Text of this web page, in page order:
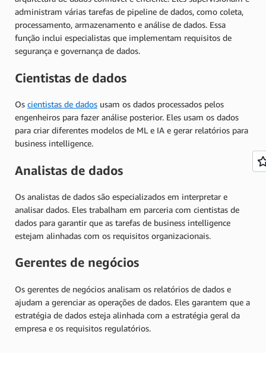
administram várias tarefas de pipeline de dados, como coleta,
processamento, armazenamento e análise de dados. Essa
função inclui especialistas que implementam requisitos de
segurança e governança de dados.
Cientistas de dados
Os cientistas de dados usam os dados processados pelos
engenheiros para fazer análise posterior. Eles usam os dados
para criar diferentes modelos de ML e IA e gerar relatórios para
business intelligence.
Analistas de dados
Os analistas de dados são especializados em interpretar e
analisar dados. Eles trabalham em parceria com cientistas de
dados para garantir que as tarefas de business intelligence
estejam alinhadas com os requisitos organizacionais.
Gerentes de negócios
Os gerentes de negócios analisam os relatórios de dados e
ajudam a gerenciar as operações de dados. Eles garantem que a
estratégia de dados esteja alinhada com a estratégia geral da
empresa e os requisitos regulatórios.